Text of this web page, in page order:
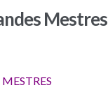
Mestres